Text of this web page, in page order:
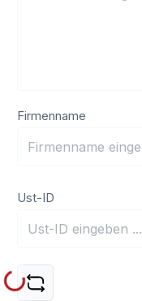
Firmenname
Ust-ID
Loading...